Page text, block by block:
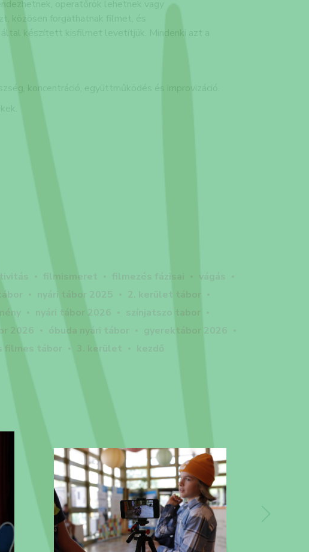
operatőrök lehetnek vagy
közösen forgathatnak filmet, és
által készített kisfilmet levetítjük. Mindenki azt a
koncentráció, együttműködés és improvizáció.
filmismeret
vágás
nyári tábor 2025
2. kerület tábor
nyári tábor 2026
2026 óbuda nyári tábor
gyerektábor 2026
filmes tábor 3. kerület